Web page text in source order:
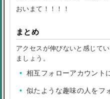
おいまて！！！！
まとめ
アクセスが伸びないと感じて
ましょう。
相互フォローアカウント
似たような趣味の人をフ